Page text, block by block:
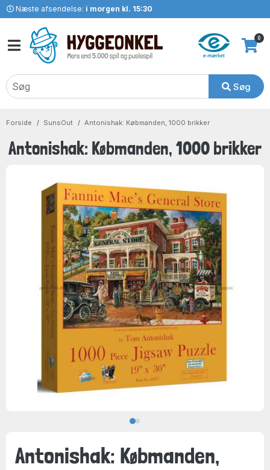
Næste afsendelse: i morgen kl. 15:30
Søg
0
Forside SunsOut Antonishak: Købmanden, 1000 brikker
Antonishak: Købmanden, 1000 brikker
Antonishak: Købmanden,